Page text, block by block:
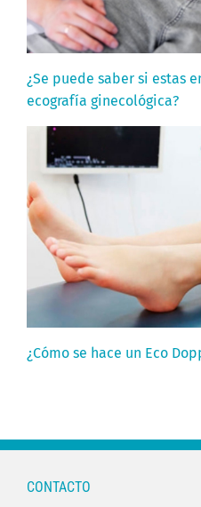
¿Se puede saber si estas
ecografía ginecológica?
¿Cómo se hace un Eco
CONTACTO